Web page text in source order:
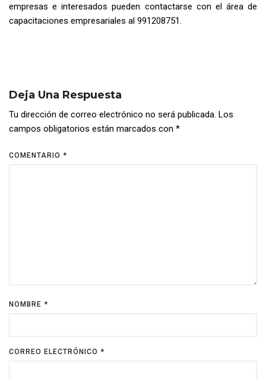
empresas e interesados pueden contactarse con el área de
capacitaciones empresariales al 991208751.
Deja Una Respuesta
Tu dirección de correo electrónico no será publicada. Los
campos obligatorios están marcados con *
COMENTARIO *
NOMBRE *
CORREO ELECTRÓNICO *